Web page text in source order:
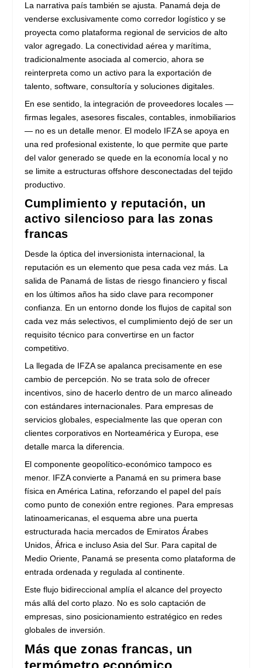
La narrativa país también se ajusta. Panamá deja de
venderse exclusivamente como corredor logístico y se
proyecta como plataforma regional de servicios de alto
valor agregado. La conectividad aérea y marítima,
tradicionalmente asociada al comercio, ahora se
reinterpreta como un activo para la exportación de
talento, software, consultoría y soluciones digitales.
En ese sentido, la integración de proveedores locales —
firmas legales, asesores fiscales, contables, inmobiliarios
— no es un detalle menor. El modelo IFZA se apoya en
una red profesional existente, lo que permite que parte
del valor generado se quede en la economía local y no
se limite a estructuras offshore desconectadas del tejido
productivo.
Cumplimiento y reputación, un
activo silencioso para las zonas
francas
Desde la óptica del inversionista internacional, la
reputación es un elemento que pesa cada vez más. La
salida de Panamá de listas de riesgo financiero y fiscal
en los últimos años ha sido clave para recomponer
confianza. En un entorno donde los flujos de capital son
cada vez más selectivos, el cumplimiento dejó de ser un
requisito técnico para convertirse en un factor
competitivo.
La llegada de IFZA se apalanca precisamente en ese
cambio de percepción. No se trata solo de ofrecer
incentivos, sino de hacerlo dentro de un marco alineado
con estándares internacionales. Para empresas de
servicios globales, especialmente las que operan con
clientes corporativos en Norteamérica y Europa, ese
detalle marca la diferencia.
El componente geopolítico-económico tampoco es
menor. IFZA convierte a Panamá en su primera base
física en América Latina, reforzando el papel del país
como punto de conexión entre regiones. Para empresas
latinoamericanas, el esquema abre una puerta
estructurada hacia mercados de Emiratos Árabes
Unidos, África e incluso Asia del Sur. Para capital de
Medio Oriente, Panamá se presenta como plataforma de
entrada ordenada y regulada al continente.
Este flujo bidireccional amplía el alcance del proyecto
más allá del corto plazo. No es solo captación de
empresas, sino posicionamiento estratégico en redes
globales de inversión.
Más que zonas francas, un